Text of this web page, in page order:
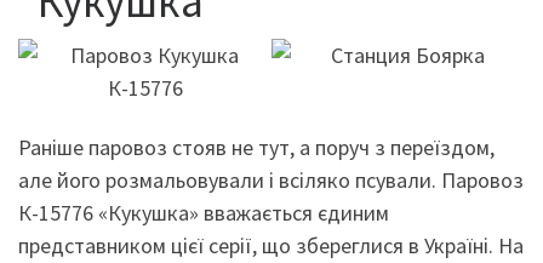
Раніше паровоз стояв не тут, а поруч з переїздом,
але його розмальовували і всіляко псували. Паровоз
К-15776 «Кукушка» вважається єдиним
представником цієї серії, що збереглися в Україні. На